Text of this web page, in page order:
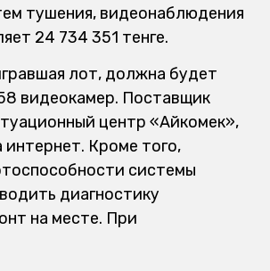
тушения, видеонаблюдения
24 734 351 тенге.
лот, должна будет
видеокамер. Поставщик
центр «Айкомек»,
Кроме того,
системы
диагностику
на месте. При